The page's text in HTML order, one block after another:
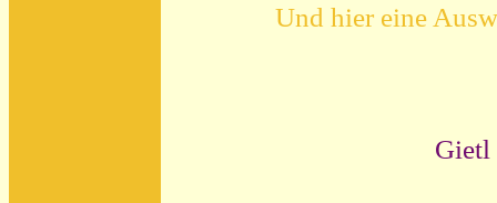
Und hier eine
Gietl